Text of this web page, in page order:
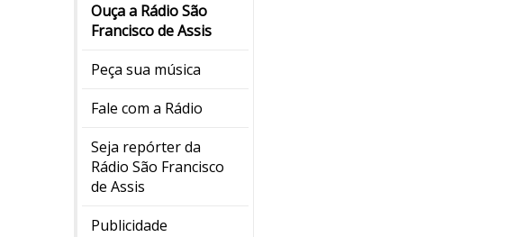
Ouça a Rádio São
Francisco de Assis
Peça sua música
Fale com a Rádio
Seja repórter da
Rádio São Francisco
de Assis
Publicidade